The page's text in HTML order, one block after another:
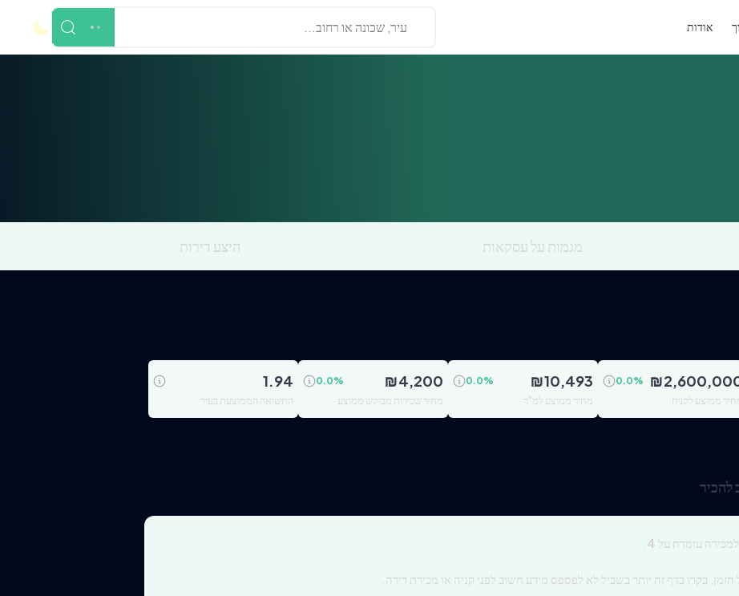
אודות עיר, שכונה או רחוב...
מגמות על עסקאות היצע דירות
₪
0.0%
ממוצע לקניה
₪10,493
0.0%
מחיר ממוצע למ"ר
₪4,200
0.0%
מחיר שכירות מבוקש ממוצע
1.94
התשואה הממוצעת בעיר
להכיר
עומדת על 4
הזמן, בקרו בדף זה יותר בשביל לא לפספס מידע חשוב לפני קניה או מכירת דירה.